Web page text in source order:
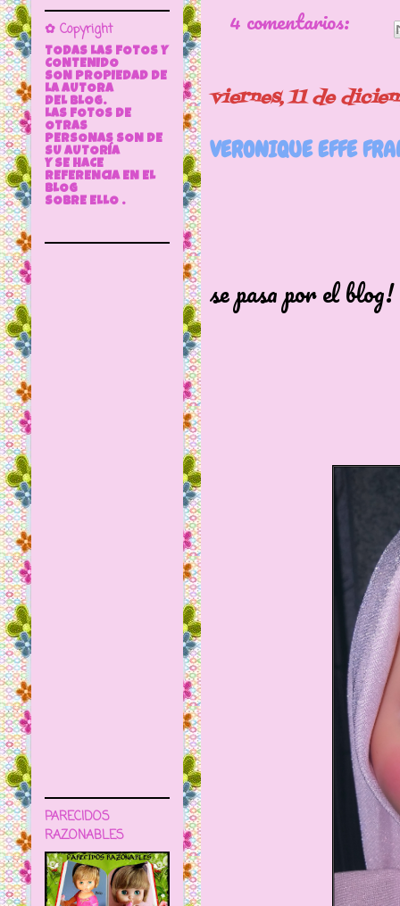
4 comentarios:
viernes, 11 de
VERONIQUE EFFE
se pasa por el blog!
✿ Copyright
TODAS LAS FOTOS Y
CONTENIDO
SON PROPIEDAD DE
LA AUTORA
DEL BLOG.
LAS FOTOS DE
OTRAS
PERSONAS SON DE
SU AUTORÍA
Y SE HACE
REFERENCIA EN EL
BLOG
SOBRE ELLO .
PARECIDOS
RAZONABLES